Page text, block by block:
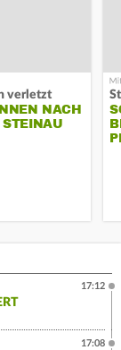
verletzt
NACH
17:12
17:08